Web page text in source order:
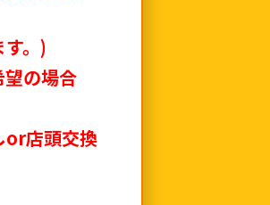
。)
の場合
or店頭交換